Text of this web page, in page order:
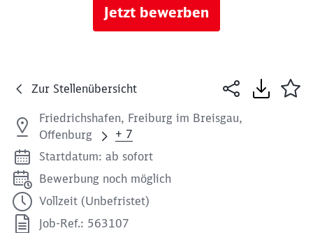
Jetzt bewerben
Zur Stellenübersicht
Friedrichshafen, Freiburg im Breisgau,
Offenburg
+ 7
Startdatum: ab sofort
Bewerbung noch möglich
Vollzeit (Unbefristet)
Job-Ref.: 563107